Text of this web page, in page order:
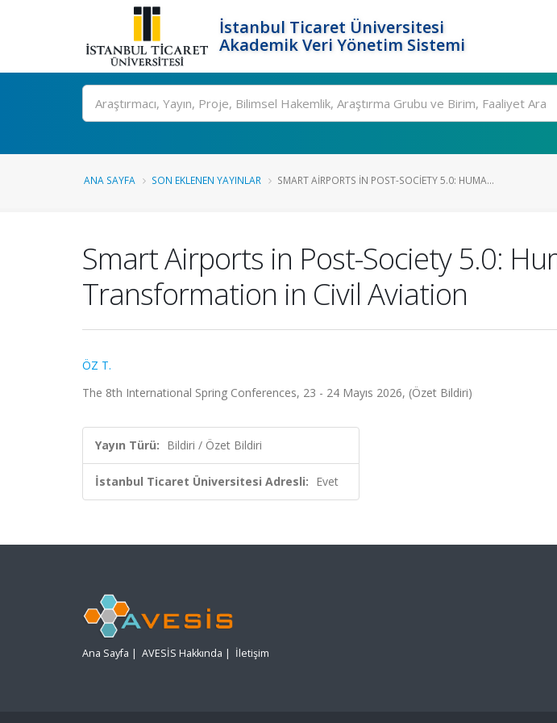
İstanbul Ticaret Üniversitesi
Akademik Veri Yönetim Sistemi
Ara
ANA SAYFA SON EKLENEN YAYINLAR SMART AIRPORTS IN POST-SOCIETY 5.0: HUMA...
Smart Airports in Post-Society 5.0:
Transformation in Civil Aviation
ÖZ T.
The 8th International Spring Conferences, 23 - 24 Mayıs 2026, (Özet Bildiri)
Yayın Türü: Bildiri / Özet Bildiri
İstanbul Ticaret Üniversitesi Adresli: Evet
Ana Sayfa | AVESİS Hakkında | İletişim